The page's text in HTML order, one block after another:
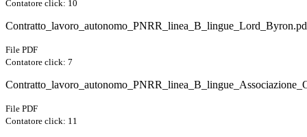
Contatore click: 10
File PDF
Contatore click: 7
File PDF
Contatore click: 11